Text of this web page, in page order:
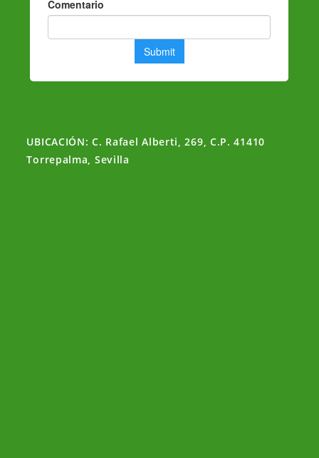
UBICACIÓN: C. Rafael Alberti, 269, C.P. 41410
Torrepalma, Sevilla